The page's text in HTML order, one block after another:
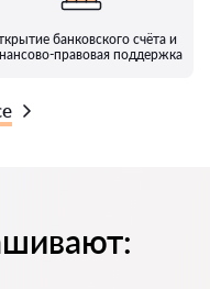
банковского счёта и
правовая поддержка